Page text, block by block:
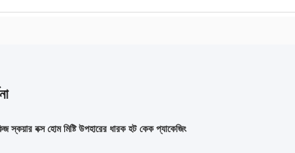
স্কয়ার বক্স হোম মিষ্টি উপহারের ধারক হট কেক প্যাকেজিং